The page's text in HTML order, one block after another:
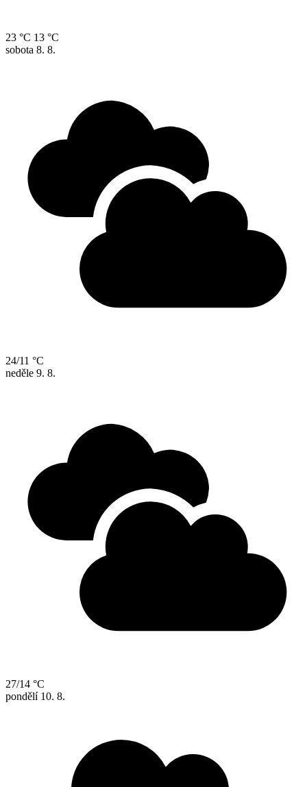
23 °C 13 °C
sobota 8. 8.
24/11 °C
neděle 9. 8.
27/14 °C
pondělí 10. 8.